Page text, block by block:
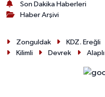
Son Dakika Haberleri
Haber Arşivi
Zonguldak KDZ. Ereğli
Kilimli
Devrek Alaplı